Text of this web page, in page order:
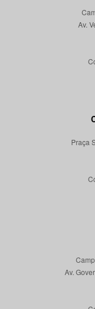
Av.
Praça
Av.